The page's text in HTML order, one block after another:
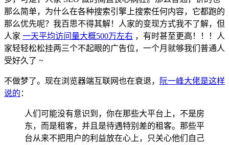
那么简单，为什么在各种搜索引擎上搜索任何内容，它都跑的
那么优先呢？我百思不得其解！人家的变现方式我不了解，但
人家 一天平均访问量大概500万左右 ，有时甚至更高！！！人
家轻轻松松挂两三个不起眼的广告位，一个月就够我们普通人
受好久了 ~
不做梦了。现在浏览器端互联网也在衰退，
阮一峰大佬是这样
说的 ：
人们可能没有意识到，你在那些大平台上，不是房
东，而是租客，并且是待遇特别差的租客。那些平
台从来不把用户的利益放在心上，只关心他们自己